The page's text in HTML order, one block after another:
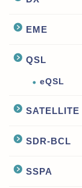
EME
QSL
eQSL
SATELLITE
SDR-BCL
SSPA